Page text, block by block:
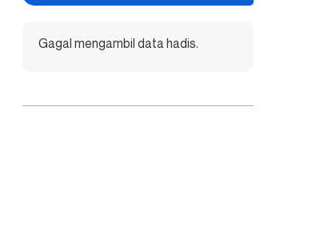
Gagal mengambil data hadis.